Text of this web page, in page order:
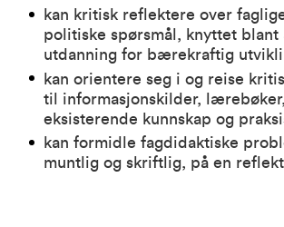
kan kritisk reflektere over
politiske spørsmål, knyttet blant
utdanning for bærekraftig
kan orientere seg i og reise
til informasjonskilder, lærebøker,
eksisterende kunnskap og
kan formidle fagdidaktiske
muntlig og skriftlig, på en